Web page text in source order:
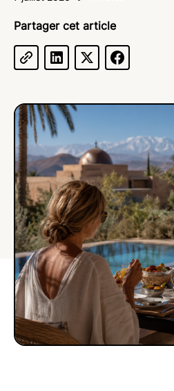
Partager cet article